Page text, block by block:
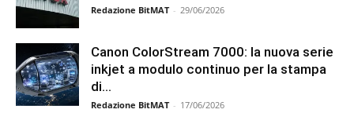
Redazione BitMAT - 29/06/2026
Canon ColorStream 7000: la nuova serie
inkjet a modulo continuo per la stampa
di...
Redazione BitMAT - 17/06/2026